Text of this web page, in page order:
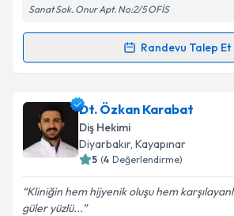
Kişisel verilerimin işlenmesine
Metni'ni okudum ve kişisel
kapsamda işlenmesini kabul
Sanat Sok. Onur Apt. No:2/5 OFİS
Randevu Talep Et
Randevu Takvimi Talebi
Dt. Cafer Yamiş için randevu
Size bu uzmandan randevu almanız
hazırlandığında e-posta ile
Dt. Özkan Karabat
Diş Hekimi
Diyarbakır, Kayapınar
5 (4 Değerlendirme)
Kliniğin hem hijyenik oluşu hem
güler yüzlü...